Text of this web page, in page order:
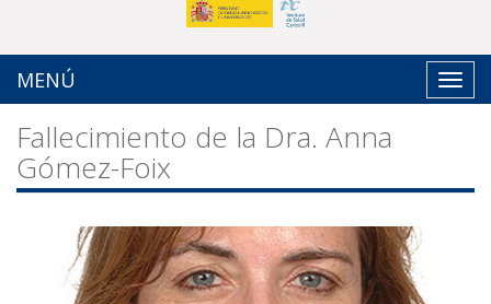
MENÚ
Fallecimiento de la Dra. Anna
Gómez-Foix